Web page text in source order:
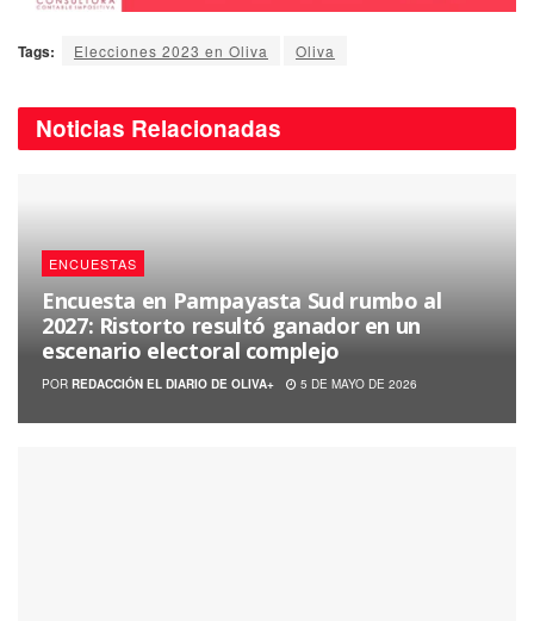
Tags: Elecciones 2023 en Oliva Oliva
Noticias Relacionadas
ENCUESTAS
Encuesta en Pampayasta Sud rumbo al
2027: Ristorto resultó ganador en un
escenario electoral complejo
POR REDACCIÓN EL DIARIO DE OLIVA+ 5 DE MAYO DE 2026